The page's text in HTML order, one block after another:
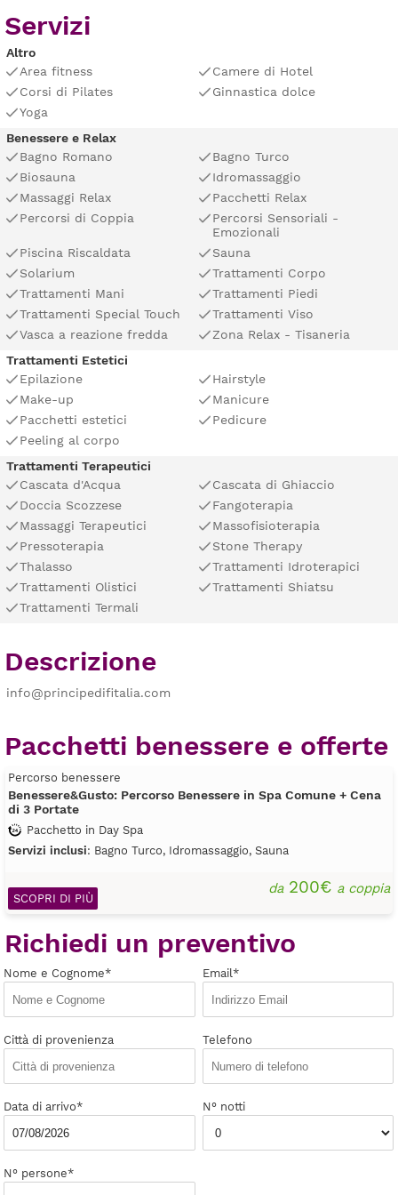
Servizi
Altro
Area fitness
Camere di Hotel
Corsi di Pilates
Ginnastica dolce
Yoga
Benessere e Relax
Bagno Romano
Bagno Turco
Biosauna
Idromassaggio
Massaggi Relax
Pacchetti Relax
Percorsi di Coppia
Percorsi Sensoriali -
Emozionali
Piscina Riscaldata
Sauna
Solarium
Trattamenti Corpo
Trattamenti Mani
Trattamenti Piedi
Trattamenti Special Touch
Trattamenti Viso
Vasca a reazione fredda
Zona Relax - Tisaneria
Trattamenti Estetici
Epilazione
Hairstyle
Make-up
Manicure
Pacchetti estetici
Pedicure
Peeling al corpo
Trattamenti Terapeutici
Cascata d'Acqua
Cascata di Ghiaccio
Doccia Scozzese
Fangoterapia
Massaggi Terapeutici
Massofisioterapia
Pressoterapia
Stone Therapy
Thalasso
Trattamenti Idroterapici
Trattamenti Olistici
Trattamenti Shiatsu
Trattamenti Termali
Descrizione
info@principedifitalia.com
Pacchetti benessere e offerte
Percorso benessere
Benessere&Gusto: Percorso Benessere in Spa Comune + Cena
di 3 Portate
Pacchetto in Day Spa
Servizi inclusi: Bagno Turco, Idromassaggio, Sauna
da200€ a coppia
SCOPRI DI PIÙ
Richiedi un preventivo
Nome e Cognome* Email*
Città di provenienza Telefono
Data di arrivo* N° notti
N° persone*